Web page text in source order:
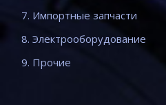
7. Импортные запчасти
8. Электрооборудование
9. Прочие